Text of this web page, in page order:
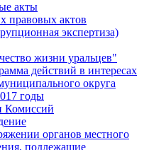
акты
правовых актов
экспертиза)
жизни уральцев"
действий в интересах
округа
годы
Комиссий
органов местного
подлежащие